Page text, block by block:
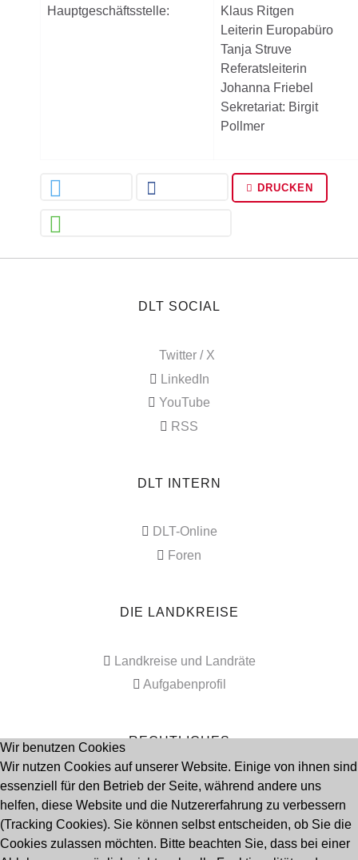
Hauptgeschäftsstelle:
Klaus Ritgen
Leiterin Europabüro
Tanja Struve
Referatsleiterin
Johanna Friebel
Sekretariat: Birgit
Pollmer
DRUCKEN
DLT SOCIAL
Twitter / X
LinkedIn
YouTube
RSS
DLT INTERN
DLT-Online
Foren
DIE LANDKREISE
Landkreise und Landräte
Aufgabenprofil
RECHTLICHES
Impressum
Datenschutz
Wir benutzen Cookies
Wir nutzen Cookies auf unserer Website. Einige von ihnen sind
essenziell für den Betrieb der Seite, während andere uns
helfen, diese Website und die Nutzererfahrung zu verbessern
(Tracking Cookies). Sie können selbst entscheiden, ob Sie die
Cookies zulassen möchten. Bitte beachten Sie, dass bei einer